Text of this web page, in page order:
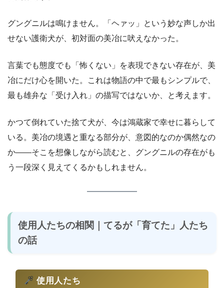
グングニルは鳴けません。「ヘァッ」という妙な声しか出
せない護衛犬が、初対面の美冶に吠えなかった。
言葉でも態度でも「怖くない」を表現できない存在が、美
冶にだけ心を開いた。これは物語の中で最もシンプルで、
最も雄弁な「受け入れ」の描写ではないか、と考えます。
かつて倒れていた捨て犬が、今は鴻蔵家で幸せに暮らして
いる。美冶の境遇と重なる部分が、意図的なのか偶然なの
か――そこを想像しながら読むと、グングニルの存在がも
う一段深く見えてくるかもしれません。
使用人たちの相関｜てるが「育てた」人たち
の話
使用人たち